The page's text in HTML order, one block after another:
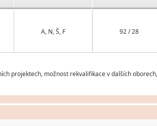
A, N, Š, F 92 / 28
projektech, možnost rekvalifikace v dalších